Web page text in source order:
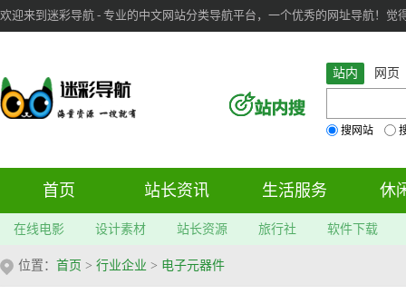
欢迎来到迷彩导航 - 专业的中文网站分类导航平台，一个优秀的网址导航！觉
站内 网页
搜网站
首页 站长资讯 生活服务 休
在线电影 设计素材 站长资源 旅行社 软件下载
位置： 首页 > 行业企业 > 电子元器件